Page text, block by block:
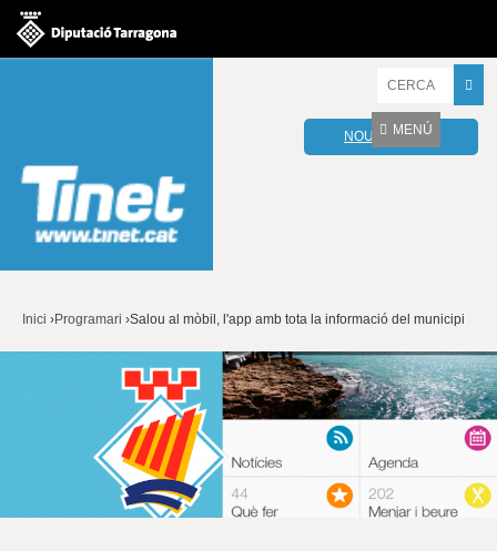
r
o
v
s
t
r
e
p
r
a
NOU WEBMAIL
MENÚ
Esteu
Inici ›Programari ›Salou al mòbil, l'app amb tota la informació del municipi